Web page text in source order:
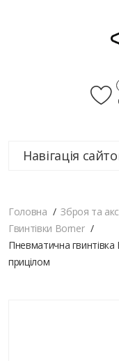
Навігація
Головна Зброя та
Гвинтівки Borner
Пневматична
прицілом